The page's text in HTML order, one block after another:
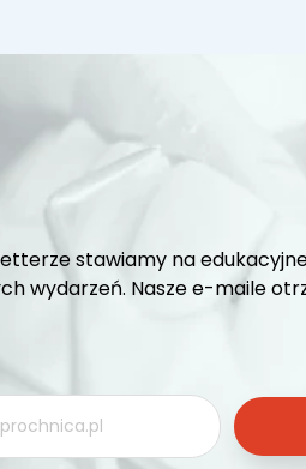
stawiamy na
wydarzeń. Nasze e-maile